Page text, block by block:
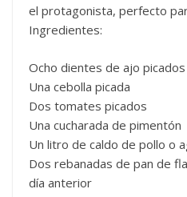
el protagonista, perfecto
Ingredientes:
Ocho dientes de ajo picados
Una cebolla picada
Dos tomates picados
Una cucharada de pimentón
Un litro de caldo de pollo o
Dos rebanadas de pan de
día anterior